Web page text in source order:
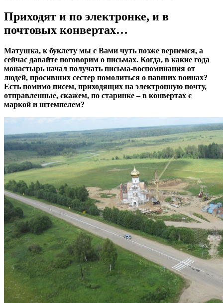
Приходят и по электронке, и в
почтовых конвертах…
Матушка, к буклету мы с Вами чуть позже вернемся, а
сейчас давайте поговорим о письмах. Когда, в какие года
монастырь начал получать письма-воспоминания от
людей, просивших сестер помолиться о павших воинах?
Есть помимо писем, приходящих на электронную почту,
отправленные, скажем, по старинке – в конвертах с
маркой и штемпелем?